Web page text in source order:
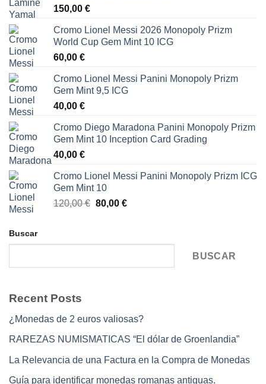
150,00 €
Cromo Lionel Messi 2026 Monopoly Prizm
World Cup Gem Mint 10 ICG
60,00 €
Cromo Lionel Messi Panini Monopoly Prizm
Gem Mint 9,5 ICG
40,00 €
Cromo Diego Maradona Panini Monopoly Prizm
Gem Mint 10 Inception Card Grading
40,00 €
Cromo Lionel Messi Panini Monopoly Prizm ICG
Gem Mint 10
120,00€ El
80,00 €El
Buscar
BUSCAR
Recent Posts
¿Monedas de 2 euros valiosas?
RAREZAS NUMISMATICAS “El dólar de Groenlandia”
La Relevancia de una Factura en la Compra de Monedas
Guía para identificar monedas romanas antiguas.